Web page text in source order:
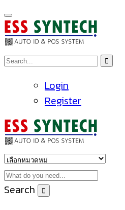
Login
Register
Search